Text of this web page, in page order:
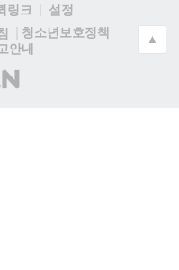
링크
설정
청소년보호정책
안내
▲